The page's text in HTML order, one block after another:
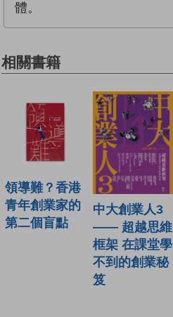
體。
相關書籍
領導難？香港
青年創業家的
第二個盲點
中大創業人3
—— 超越思維
框架 在課堂學
不到的創業秘
笈